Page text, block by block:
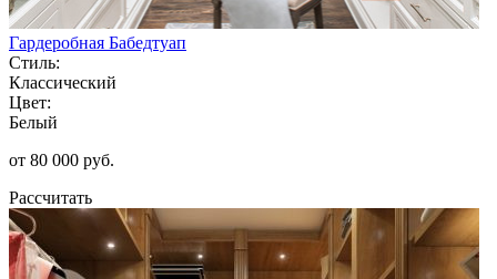
Гардеробная Бабедтуап
Стиль:
Классический
Цвет:
Белый
от 80 000 руб.
Рассчитать